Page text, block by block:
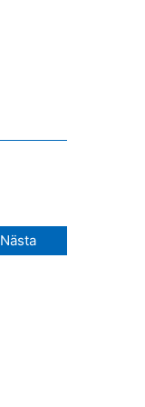
Nästa